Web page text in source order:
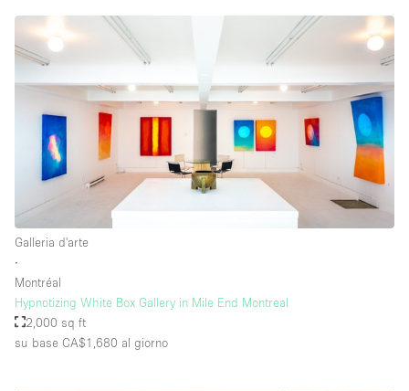
Galleria d'arte
∙
Montréal
Hypnotizing White Box Gallery in Mile End Montreal
2,000 sq ft
su base CA$1,680 al giorno